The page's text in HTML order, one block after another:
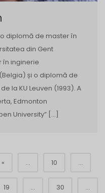
diplomă de master în
din Gent
în inginerie
și o diplomă de
la KU Leuven (1993). A
Edmonton
University” […]
« ... 10 ...
19 ... 30 ...